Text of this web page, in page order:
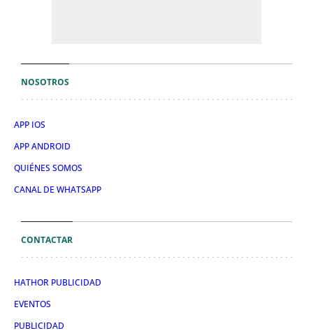
NOSOTROS
APP IOS
APP ANDROID
QUIÉNES SOMOS
CANAL DE WHATSAPP
CONTACTAR
HATHOR PUBLICIDAD
EVENTOS
PUBLICIDAD